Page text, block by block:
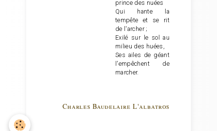
prince des nuées
Qui hante la
tempête et se rit
de l'archer ;
Exilé sur le sol au
milieu des huées,
Ses ailes de géant
l'empêchent de
marcher.
Charles Baudelaire L'albatros